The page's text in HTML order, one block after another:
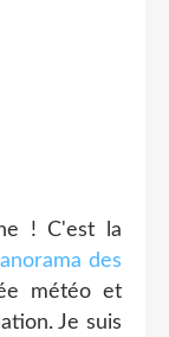
! C'est la
des
météo et
Je suis